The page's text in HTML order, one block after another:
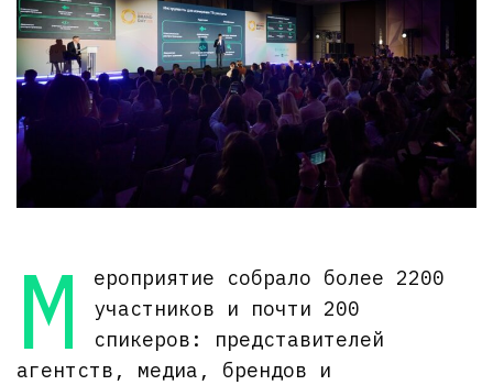
М
ероприятие собрало более 2200
участников и почти 200
спикеров: представителей
агентств, медиа, брендов и